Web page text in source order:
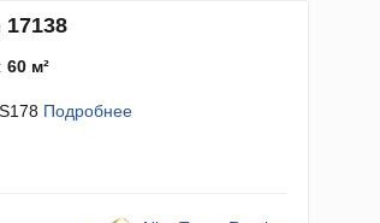
60 м²
Подробнее